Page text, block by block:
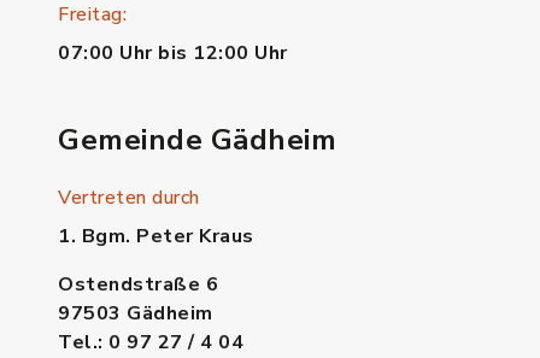
Freitag:
07:00 Uhr bis 12:00 Uhr
Gemeinde Gädheim
Vertreten durch
1. Bgm. Peter Kraus
Ostendstraße 6
97503 Gädheim
Tel.: 0 97 27 / 4 04